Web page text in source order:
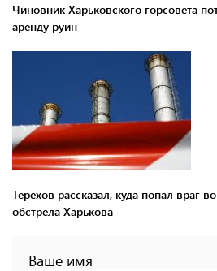
Чиновник Харьковского горсовета
аренду руин
Терехов рассказал, куда попал враг
обстрела Харькова
Ваше имя